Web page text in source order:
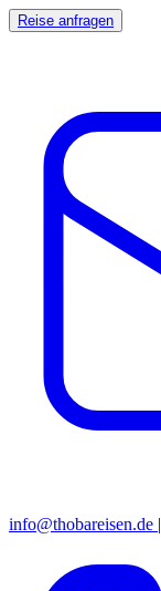
Reise anfragen
info@thobareisen.de |